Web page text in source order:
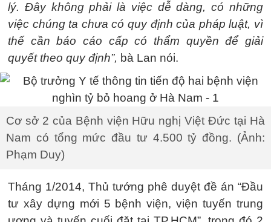
lý. Đây không phải là việc dễ dàng, có những
việc chúng ta chưa có quy định của pháp luật, vì
thế cần báo cáo cấp có thẩm quyền để giải
quyết theo quy định”, bà Lan nói.
Cơ sở 2 của Bệnh viện Hữu nghị Việt Đức tại Hà
Nam có tổng mức đầu tư 4.500 tỷ đồng. (Ảnh:
Phạm Duy)
Tháng 1/2014, Thủ tướng phê duyệt đề án “Đầu
tư xây dựng mới 5 bệnh viện, viện tuyến trung